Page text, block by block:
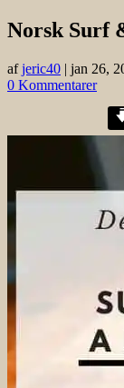
Norsk Surf
afjeric40 | jan 26,
0 Kommentarer